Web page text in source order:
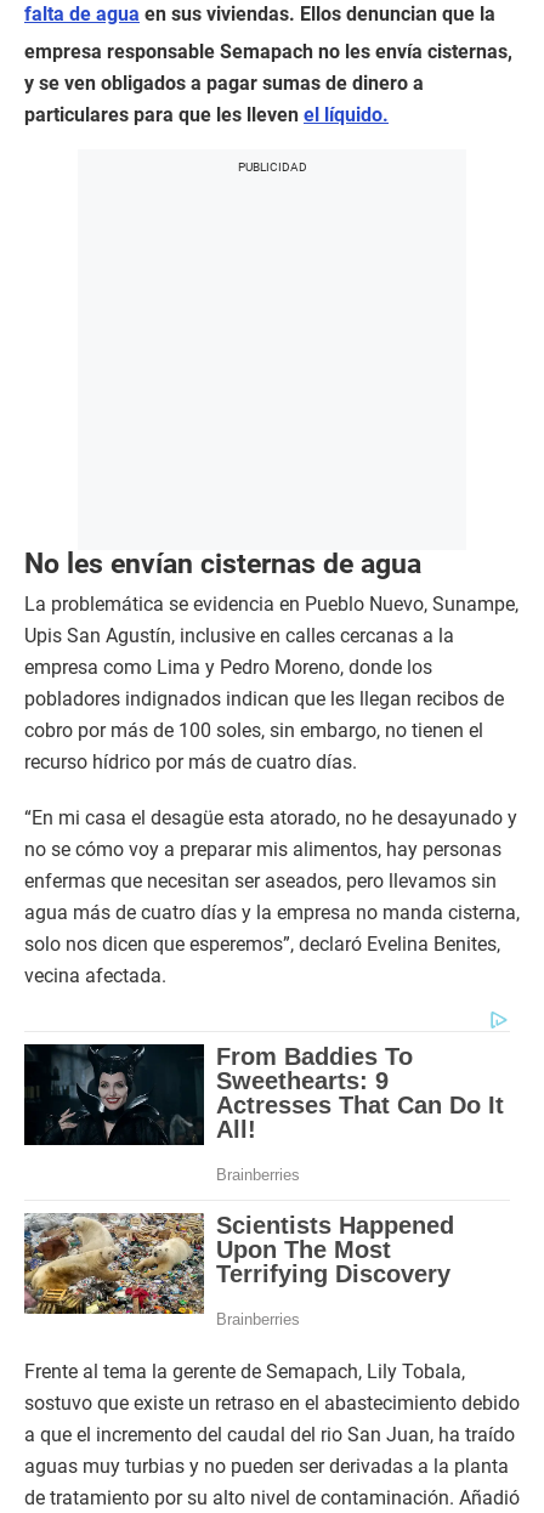
falta de agua en sus viviendas. Ellos denuncian que la
empresa responsable Semapach no les envía cisternas,
y se ven obligados a pagar sumas de dinero a
particulares para que les lleven el líquido.
No les envían cisternas de agua
La problemática se evidencia en Pueblo Nuevo, Sunampe,
Upis San Agustín, inclusive en calles cercanas a la
empresa como Lima y Pedro Moreno, donde los
pobladores indignados indican que les llegan recibos de
cobro por más de 100 soles, sin embargo, no tienen el
recurso hídrico por más de cuatro días.
“En mi casa el desagüe esta atorado, no he desayunado y
no se cómo voy a preparar mis alimentos, hay personas
enfermas que necesitan ser aseados, pero llevamos sin
agua más de cuatro días y la empresa no manda cisterna,
solo nos dicen que esperemos”, declaró Evelina Benites,
vecina afectada.
Frente al tema la gerente de Semapach, Lily Tobala,
sostuvo que existe un retraso en el abastecimiento debido
a que el incremento del caudal del rio San Juan, ha traído
aguas muy turbias y no pueden ser derivadas a la planta
de tratamiento por su alto nivel de contaminación. Añadió